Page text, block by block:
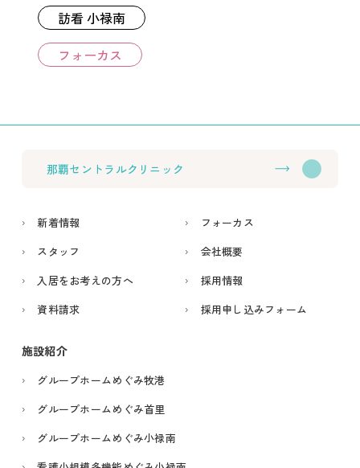
訪看 小禄南
フォーカス
那覇セントラルクリニック
新着情報
スタッフ
入居をお考えの方へ
資料請求
フォーカス
会社概要
採用情報
採用申し込みフォーム
施設紹介
グループホームめぐみ牧港
グループホームめぐみ首里
グループホームめぐみ小禄南